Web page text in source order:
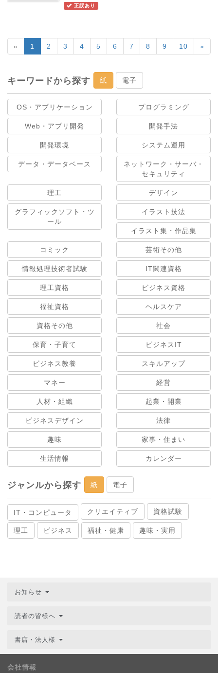
正誤あり
« 1 2 3 4 5 6 7 8 9 10 »
キーワードから探す 紙 電子
OS・アプリケーション プログラミング
Web・アプリ開発 開発手法
開発環境 システム運用
データ・データベース
ネットワーク・サーバ・
セキュリティ
理工 デザイン
グラフィックソフト・ツ
ール
イラスト技法
イラスト集・作品集
コミック 芸術その他
情報処理技術者試験 IT関連資格
理工資格 ビジネス資格
福祉資格 ヘルスケア
資格その他 社会
保育・子育て ビジネスIT
ビジネス教養 スキルアップ
マネー 経営
人材・組織 起業・開業
ビジネスデザイン 法律
趣味 家事・住まい
生活情報 カレンダー
ジャンルから探す 紙 電子
IT・コンピュータ クリエイティブ 資格試験
理工 ビジネス 福祉・健康 趣味・実用
お知らせ
読者の皆様へ
書店・法人様
会社情報